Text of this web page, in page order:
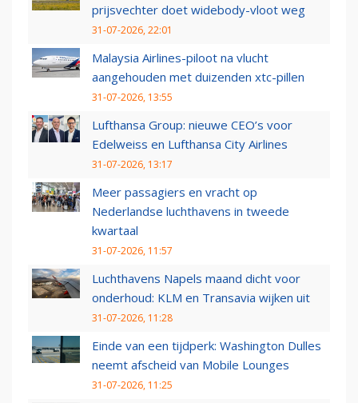
prijsvechter doet widebody-vloot weg
31-07-2026, 22:01
Malaysia Airlines-piloot na vlucht
aangehouden met duizenden xtc-pillen
31-07-2026, 13:55
Lufthansa Group: nieuwe CEO’s voor
Edelweiss en Lufthansa City Airlines
31-07-2026, 13:17
Meer passagiers en vracht op
Nederlandse luchthavens in tweede
kwartaal
31-07-2026, 11:57
Luchthavens Napels maand dicht voor
onderhoud: KLM en Transavia wijken uit
31-07-2026, 11:28
Einde van een tijdperk: Washington Dulles
neemt afscheid van Mobile Lounges
31-07-2026, 11:25